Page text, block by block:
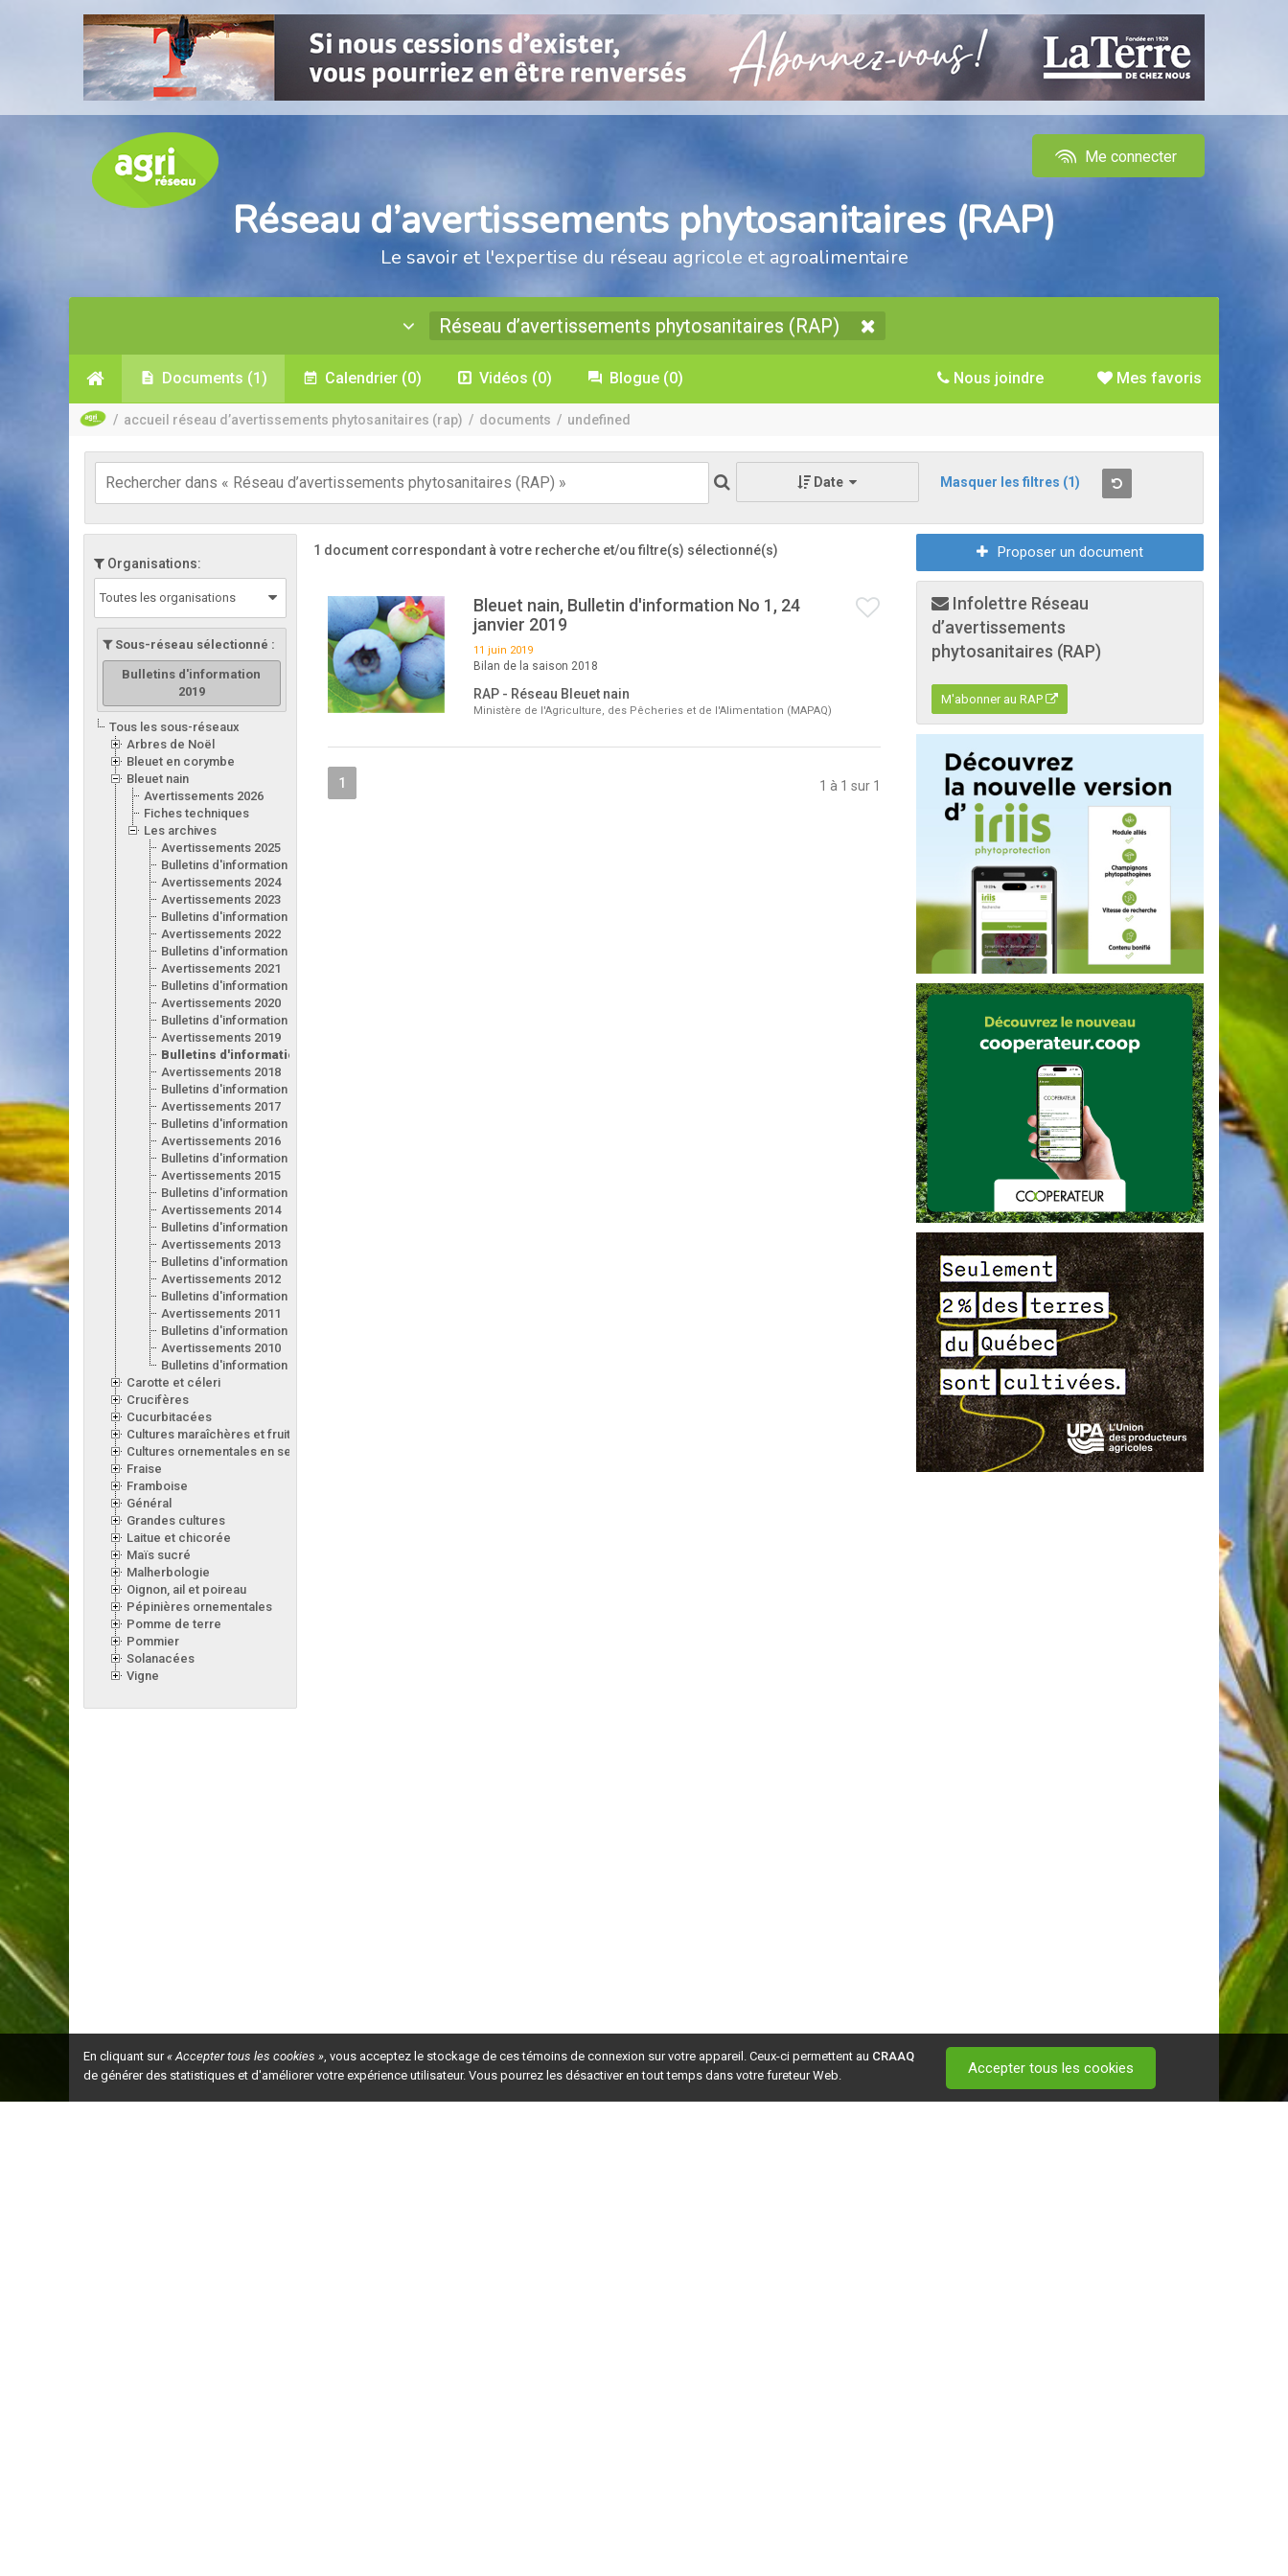
Me connecter
Réseau d’avertissements phytosanitaires (RAP)
Le savoir et l'expertise du réseau agricole et agroalimentaire
Réseau d’avertissements phytosanitaires (RAP)
Documents (1) Calendrier (0) Vidéos (0) Blogue (0) Mes favoris
Nous joindre
/ accueil réseau d’avertissements phytosanitaires (rap) / documents / undefined
Date Masquer les filtres (1)
Organisations:
Toutes les organisations
Sous-réseau sélectionné :
Bulletins d'information
2019
Tous les sous-réseaux
Arbres de Noël
Bleuet en corymbe
Bleuet nain
Avertissements 2026
Fiches techniques
Les archives
Avertissements 2025
Bulletins d'information 2025
Avertissements 2024
Avertissements 2023
Bulletins d'information 2023
Avertissements 2022
Bulletins d'information 2022
Avertissements 2021
Bulletins d'information 2021
Avertissements 2020
Bulletins d'information 2020
Avertissements 2019
Bulletins d'information 2019
Avertissements 2018
Bulletins d'information 2018
Avertissements 2017
Bulletins d'information 2017
Avertissements 2016
Bulletins d'information 2016
Avertissements 2015
Bulletins d'information 2015
Avertissements 2014
Bulletins d'information 2014
Avertissements 2013
Bulletins d'information 2013
Avertissements 2012
Bulletins d'information 2012
Avertissements 2011
Bulletins d'information 2011
Avertissements 2010
Bulletins d'information 2010
Carotte et céleri
Crucifères
Cucurbitacées
Cultures maraîchères et fruitières en serre
Cultures ornementales en serre
Fraise
Framboise
Général
Grandes cultures
Laitue et chicorée
Maïs sucré
Malherbologie
Oignon, ail et poireau
Pépinières ornementales
Pomme de terre
Pommier
Solanacées
Vigne
1 document correspondant à votre recherche et/ou filtre(s) sélectionné(s)
Bleuet nain, Bulletin d'information No 1, 24
janvier 2019
11 juin 2019
Bilan de la saison 2018
RAP - Réseau Bleuet nain
Ministère de l'Agriculture, des Pêcheries et de l'Alimentation (MAPAQ)
1 1 à 1 sur 1
Proposer un document
Infolettre Réseau
d’avertissements
phytosanitaires (RAP)
M'abonner au RAP
En cliquant sur« Accepter tous les cookies », vous acceptez le stockage de ces témoins de connexion sur votre appareil. Ceux-ci permettent au CRAAQ
de générer des statistiques et d'améliorer votre expérience utilisateur. Vous pourrez les désactiver en tout temps dans votre fureteur Web.
Accepter tous les cookies